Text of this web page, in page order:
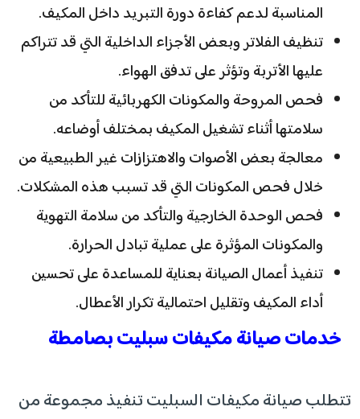
المناسبة لدعم كفاءة دورة التبريد داخل المكيف.
تنظيف الفلاتر وبعض الأجزاء الداخلية التي قد تتراكم
عليها الأتربة وتؤثر على تدفق الهواء.
فحص المروحة والمكونات الكهربائية للتأكد من
سلامتها أثناء تشغيل المكيف بمختلف أوضاعه.
معالجة بعض الأصوات والاهتزازات غير الطبيعية من
خلال فحص المكونات التي قد تسبب هذه المشكلات.
فحص الوحدة الخارجية والتأكد من سلامة التهوية
والمكونات المؤثرة على عملية تبادل الحرارة.
تنفيذ أعمال الصيانة بعناية للمساعدة على تحسين
أداء المكيف وتقليل احتمالية تكرار الأعطال.
خدمات صيانة مكيفات سبليت بصامطة
تتطلب صيانة مكيفات السبليت تنفيذ مجموعة من